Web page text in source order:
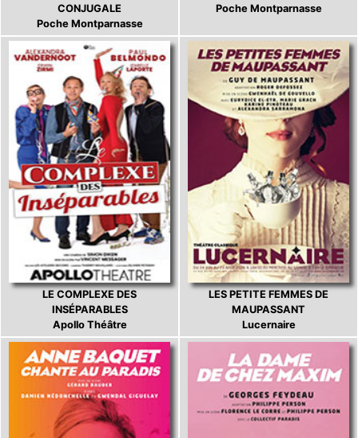
CONJUGALE
Poche Montparnasse
Poche Montparnasse
LE COMPLEXE DES
INSÉPARABLES
Apollo Théâtre
LES PETITE FEMMES DE
MAUPASSANT
Lucernaire